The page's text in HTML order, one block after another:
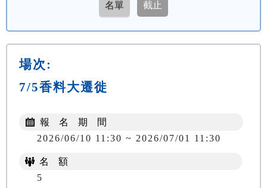
場次:
7/5香料大遷徙
報 名 期 間
2026/06/10 11:30 ~ 2026/07/01 11:30
名 額
5